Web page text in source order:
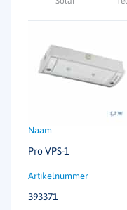
Pro VPS-1
393371